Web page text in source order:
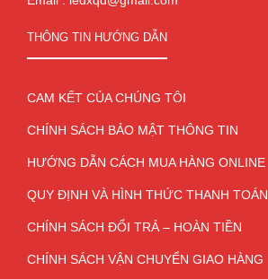
THÔNG TIN HƯỚNG DẪN
CAM KẾT CỦA CHÚNG TÔI
CHÍNH SÁCH BẢO MẬT THÔNG TIN
HƯỚNG DẪN CÁCH MUA HÀNG ONLINE
QUY ĐỊNH VÀ HÌNH THỨC THANH TOÁN
CHÍNH SÁCH ĐỔI TRẢ – HOÀN TIỀN
CHÍNH SÁCH VẬN CHUYỂN GIAO HÀNG